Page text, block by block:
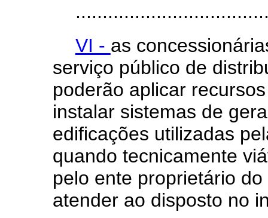
VI - as
serviço público de
poderão aplicar
instalar sistemas de
edificações utilizadas
quando tecnicamente
pelo ente proprietário
atender ao disposto no